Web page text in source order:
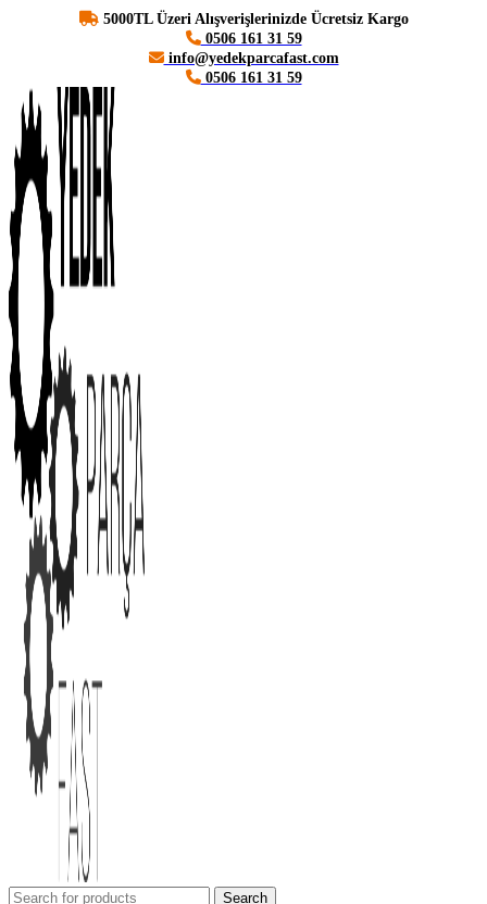
5000TL Üzeri Alışverişlerinizde Ücretsiz Kargo
0506 161 31 59
info@yedekparcafast.com
0506 161 31 59
Search